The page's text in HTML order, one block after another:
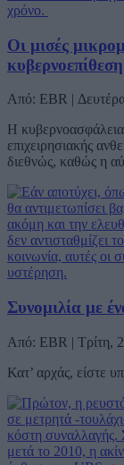
Οι μισές
Από: EBR |
Η κυβερνοασφάλεια
επιχειρησιακής
διεθνώς, καθώς η
Συνομιλία με
Από: EBR | Τρίτη,
Κατ’ αρχάς, είστε